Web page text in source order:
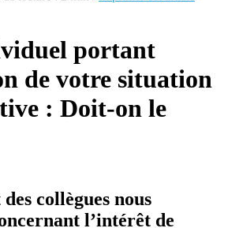
portant
de votre situation
: Doit-on le
collègues nous
l’intérêt de